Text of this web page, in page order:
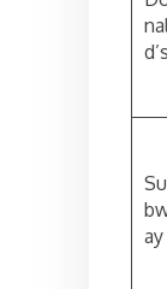
d’s
Su
ay